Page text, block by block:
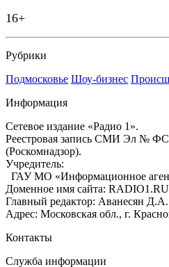
16+
Рубрики
Подмосковье Шоу-бизнес
Информация
Сетевое издание «Радио 1».
Реестровая запись СМИ Эл №
(Роскомнадзор).
Учредитель:
ГАУ МО «Информационное
Доменное имя сайта: RADIO1.RU
Главный редактор: Аванесян Д.А.
Адрес: Московская обл., г.
Контакты
Служба информации